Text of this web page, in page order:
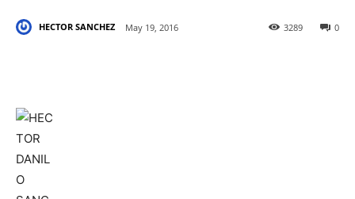
HECTOR SANCHEZ May 19, 2016 0
3289